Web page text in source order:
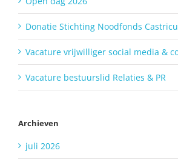
Donatie Stichting Noodfonds
Vacature vrijwilliger social media &
Vacature bestuurslid Relaties & PR
Archieven
juli 2026